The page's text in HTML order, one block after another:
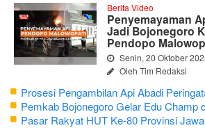
Berita Video
Penyemayaman
Jadi Bojonegoro
Pendopo
Senin, 20 Oktober
Oleh Tim Redaksi
Prosesi Pengambilan Api Abadi
Bojonegoro Ke-348
Pemkab Bojonegoro Gelar Edu Champ
Seni Reog dan Jaranan
Pasar Rakyat HUT Ke-80 Provinsi